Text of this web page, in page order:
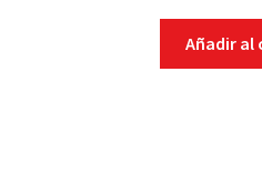
Añadir al